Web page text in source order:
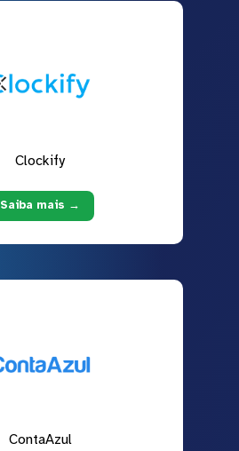
Clockify
Saiba mais →
ContaAzul